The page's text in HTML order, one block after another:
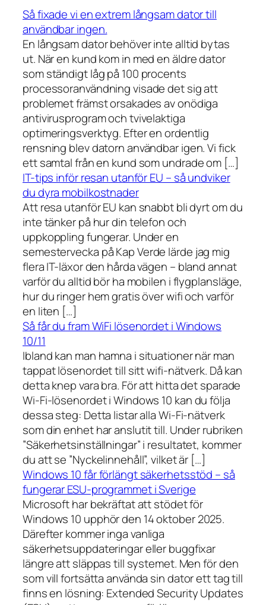
Så fixade vi en extrem långsam dator till
användbar ingen.
En långsam dator behöver inte alltid bytas
ut. När en kund kom in med en äldre dator
som ständigt låg på 100 procents
processoranvändning visade det sig att
problemet främst orsakades av onödiga
antivirusprogram och tvivelaktiga
optimeringsverktyg. Efter en ordentlig
rensning blev datorn användbar igen. Vi fick
ett samtal från en kund som undrade om […]
IT-tips inför resan utanför EU – så undviker
du dyra mobilkostnader
Att resa utanför EU kan snabbt bli dyrt om du
inte tänker på hur din telefon och
uppkoppling fungerar. Under en
semestervecka på Kap Verde lärde jag mig
flera IT-läxor den hårda vägen – bland annat
varför du alltid bör ha mobilen i flygplansläge,
hur du ringer hem gratis över wifi och varför
en liten […]
Så får du fram WiFi lösenordet i Windows
10/11
Ibland kan man hamna i situationer när man
tappat lösenordet till sitt wifi-nätverk. Då kan
detta knep vara bra. För att hitta det sparade
Wi-Fi-lösenordet i Windows 10 kan du följa
dessa steg: Detta listar alla Wi-Fi-nätverk
som din enhet har anslutit till. Under rubriken
”Säkerhetsinställningar” i resultatet, kommer
du att se ”Nyckelinnehåll”, vilket är […]
Windows 10 får förlängt säkerhetsstöd – så
fungerar ESU-programmet i Sverige
Microsoft har bekräftat att stödet för
Windows 10 upphör den 14 oktober 2025.
Därefter kommer inga vanliga
säkerhetsuppdateringar eller buggfixar
längre att släppas till systemet. Men för den
som vill fortsätta använda sin dator ett tag till
finns en lösning: Extended Security Updates